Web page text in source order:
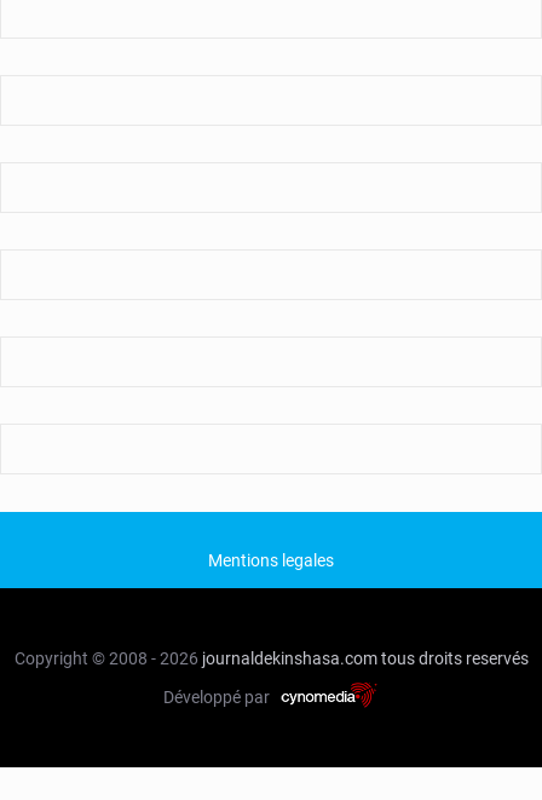
Mentions legales
Copyright © 2008 - 2026 journaldekinshasa.com tous droits reservés
Développé par